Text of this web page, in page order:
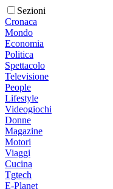
Sezioni
Cronaca
Mondo
Economia
Politica
Spettacolo
Televisione
People
Lifestyle
Videogiochi
Donne
Magazine
Motori
Viaggi
Cucina
Tgtech
E-Planet